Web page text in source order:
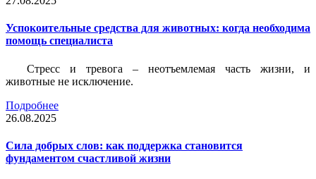
Успокоительные средства для животных: когда необходима
помощь специалиста
Стресс и тревога – неотъемлемая часть жизни, и
животные не исключение.
Подробнее
26.08.2025
Сила добрых слов: как поддержка становится
фундаментом счастливой жизни